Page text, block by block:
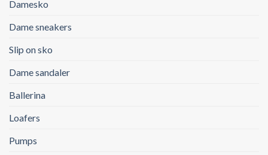
Damesko
Dame sneakers
Slip on sko
Dame sandaler
Ballerina
Loafers
Pumps